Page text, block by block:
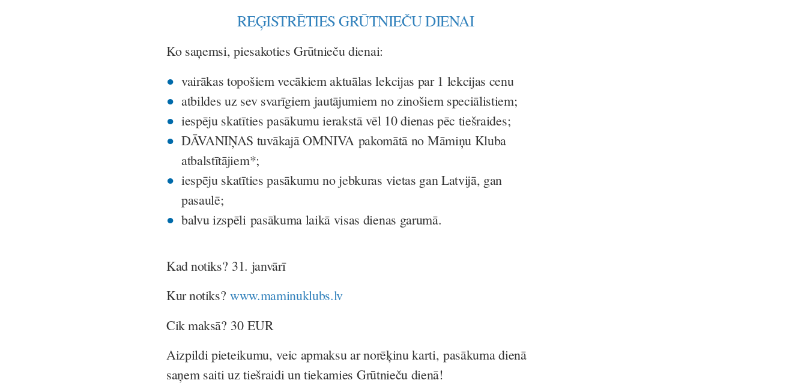
REĢISTRĒTIES GRŪTNIEČU DIENAI
Ko saņemsi, piesakoties Grūtnieču dienai:
vairākas topošiem vecākiem aktuālas lekcijas par 1 lekcijas cenu
atbildes uz sev svarīgiem jautājumiem no zinošiem speciālistiem;
iespēju skatīties pasākumu ierakstā vēl 10 dienas pēc tiešraides;
DĀVANIŅAS tuvākajā OMNIVA pakomātā no Māmiņu Kluba
atbalstītājiem*;
iespēju skatīties pasākumu no jebkuras vietas gan Latvijā, gan
pasaulē;
balvu izspēli pasākuma laikā visas dienas garumā.
Kad notiks? 31. janvārī
Kur notiks? www.maminuklubs.lv
Cik maksā? 30 EUR
Aizpildi pieteikumu, veic apmaksu ar norēķinu karti, pasākuma dienā
saņem saiti uz tiešraidi un tiekamies Grūtnieču dienā!